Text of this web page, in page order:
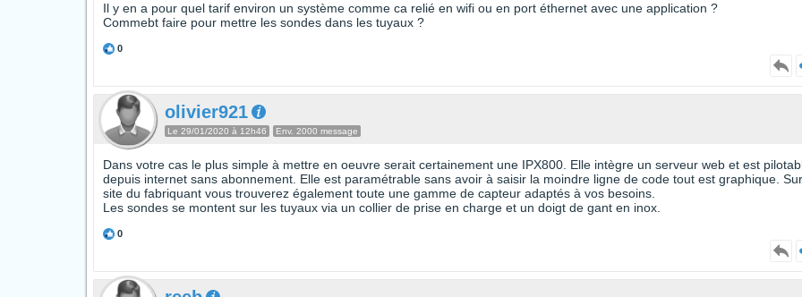
Il y en a pour quel tarif environ un système comme ca relié en wifi ou en port éthernet avec une application ?
Commebt faire pour mettre les sondes dans les tuyaux ?
0
olivier921
Le 29/01/2020 à 12h46 Env. 2000 message
Dans votre cas le plus simple à mettre en oeuvre serait certainement une IPX800. Elle intègre un serveur web et est
depuis internet sans abonnement. Elle est paramétrable sans avoir à saisir la moindre ligne de code tout est graphique.
site du fabriquant vous trouverez également toute une gamme de capteur adaptés à vos besoins.
Les sondes se montent sur les tuyaux via un collier de prise en charge et un doigt de gant en inox.
0